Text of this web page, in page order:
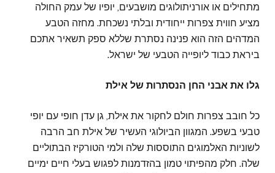
מתחילים או אורניתולוגים מושבעים, יופיו של עמק החולה
מציע חווית צפרות ייחודית ובלתי נשכחת. מחזה הטבע
המדהים הזה הוא פנינה נסתרת שללא ספק תשאיר אתכם
ביראת כבוד ליופייה הטבעי של ישראל.
גלו את אבני החן הנסתרות של אילת
כל חובב צפרות חולם לחקור את אילת, גן עדן חופי עם יופי
טבעי בשפע. המגוון הביולוגי העשיר של אילת חב הרבה
לשוניות האלמוגים התוססות שלה ולמי הטורקיז הבתוליים
שלה. חלק מהפיתוי טמון בהזדמנות לפגוש בעלי חיים ימיים